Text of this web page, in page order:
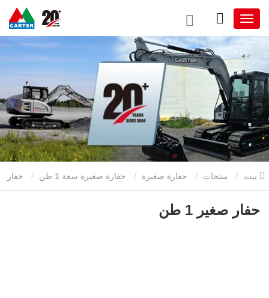
منتجات حفارة صغيرة حفارة صغيرة سعة 1 طن حفار
صغير 1 طن
حفار صغير 1 طن